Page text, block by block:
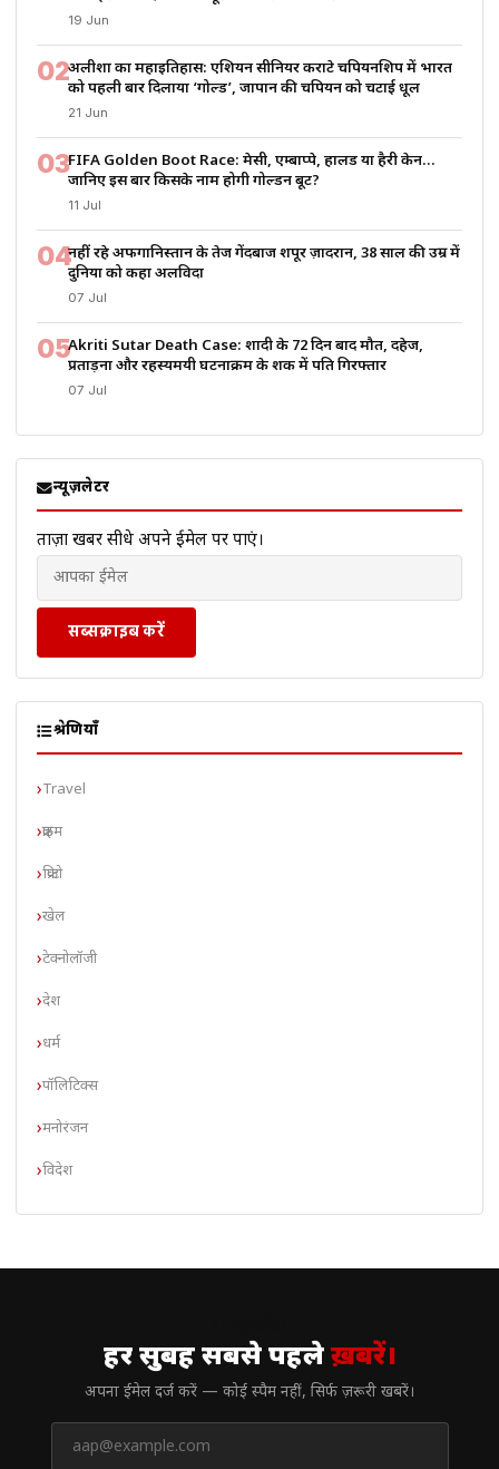
19 Jun
02अलीशा का महाइतिहास: एशियन सीनियर कराटे चैंपियनशिप में भारत
को पहली बार दिलाया ‘गोल्ड’, जापान की चैंपियन को चटाई धूल
21 Jun
03FIFA Golden Boot Race: मेसी, एम्बाप्पे, हालैंड या हैरी केन…
जानिए इस बार किसके नाम होगी गोल्डन बूट?
11 Jul
04नहीं रहे अफगानिस्तान के तेज गेंदबाज शपूर ज़ादरान, 38 साल की उम्र में
दुनिया को कहा अलविदा
07 Jul
05Akriti Sutar Death Case: शादी के 72 दिन बाद मौत, दहेज,
प्रताड़ना और रहस्यमयी घटनाक्रम के शक में पति गिरफ्तार
07 Jul
न्यूज़लेटर
ताज़ा खबरें सीधे अपने ईमेल पर पाएं।
सब्सक्राइब करें
श्रेणियाँ
Travel
क्राइम
क्रिप्टो
खेल
टेक्नोलॉजी
देश
धर्म
पॉलिटिक्स
मनोरंजन
विदेश
हर सुबह सबसे पहलेख़बरें।
अपना ईमेल दर्ज करें — कोई स्पैम नहीं, सिर्फ ज़रूरी खबरें।